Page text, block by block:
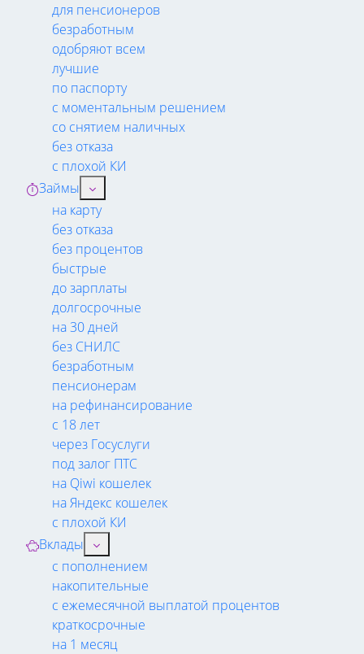
для пенсионеров
безработным
одобряют всем
лучшие
по паспорту
с моментальным решением
со снятием наличных
без отказа
с плохой КИ
Займы
на карту
без отказа
без процентов
быстрые
до зарплаты
долгосрочные
на 30 дней
без СНИЛС
безработным
пенсионерам
на рефинансирование
с 18 лет
через Госуслуги
под залог ПТС
на Qiwi кошелек
на Яндекс кошелек
с плохой КИ
Вклады
с пополнением
накопительные
с ежемесячной выплатой процентов
краткосрочные
на 1 месяц